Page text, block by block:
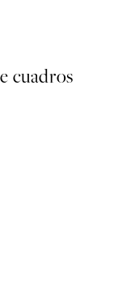
cuadros